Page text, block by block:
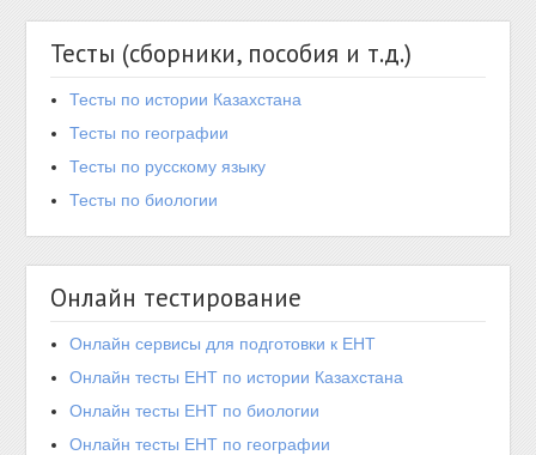
Тесты (сборники, пособия и т.д.)
Тесты по истории Казахстана
Тесты по географии
Тесты по русскому языку
Тесты по биологии
Онлайн тестирование
Онлайн сервисы для подготовки к ЕНТ
Онлайн тесты ЕНТ по истории Казахстана
Онлайн тесты ЕНТ по биологии
Онлайн тесты ЕНТ по географии